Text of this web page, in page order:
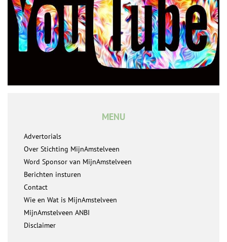
MENU
Advertorials
Over Stichting MijnAmstelveen
Word Sponsor van MijnAmstelveen
Berichten insturen
Contact
Wie en Wat is MijnAmstelveen
MijnAmstelveen ANBI
Disclaimer